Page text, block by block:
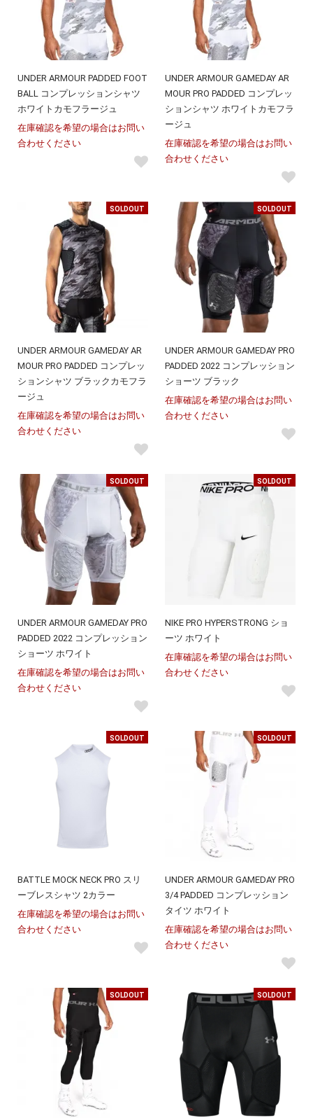
UNDER ARMOUR PADDED FOOT
BALL コンプレッションシャツ
ホワイトカモフラージュ
在庫確認を希望の場合はお問い
合わせください
UNDER ARMOUR GAMEDAY AR
MOUR PRO PADDED コンプレッ
ションシャツ ホワイトカモフラ
ージュ
在庫確認を希望の場合はお問い
合わせください
SOLDOUT
UNDER ARMOUR GAMEDAY AR
MOUR PRO PADDED コンプレッ
ションシャツ ブラックカモフラ
ージュ
在庫確認を希望の場合はお問い
合わせください
SOLDOUT
UNDER ARMOUR GAMEDAY PRO
PADDED 2022 コンプレッション
ショーツ ブラック
在庫確認を希望の場合はお問い
合わせください
SOLDOUT
UNDER ARMOUR GAMEDAY PRO
PADDED 2022 コンプレッション
ショーツ ホワイト
在庫確認を希望の場合はお問い
合わせください
SOLDOUT
NIKE PRO HYPERSTRONG ショ
ーツ ホワイト
在庫確認を希望の場合はお問い
合わせください
SOLDOUT
BATTLE MOCK NECK PRO スリ
ーブレスシャツ 2カラー
在庫確認を希望の場合はお問い
合わせください
SOLDOUT
UNDER ARMOUR GAMEDAY PRO
3/4 PADDED コンプレッション
タイツ ホワイト
在庫確認を希望の場合はお問い
合わせください
SOLDOUT SOLDOUT